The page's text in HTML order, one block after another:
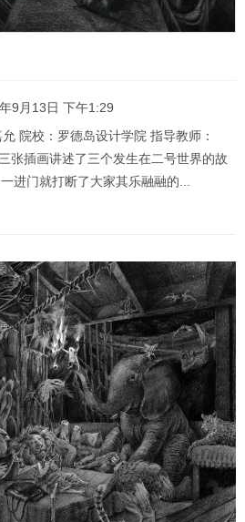
9月13日 下午1:29
院校：罗德岛设计学院 指导教师：
张插画讲述了三个发生在二号世界的故
进门就打断了大家其乐融融的...